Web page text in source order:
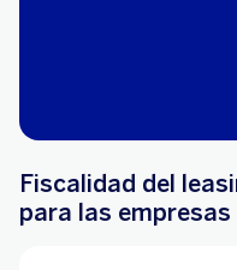
Fiscalidad del
para las empresas